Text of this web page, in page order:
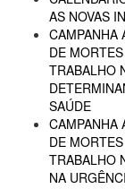
AS NOVAS
CAMPANHA
DE
TRABALHO
SAÚDE
CAMPANHA
DE
TRABALHO
NA